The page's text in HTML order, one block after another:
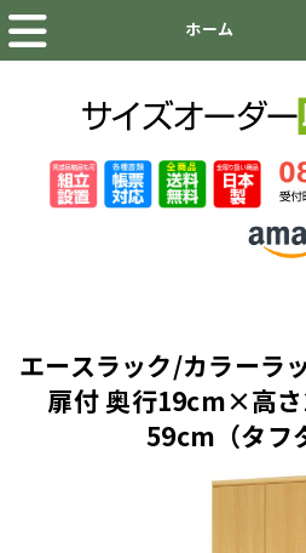
エースラック/カラーラ
扉付 奥行19cm×高
59cm（タフ